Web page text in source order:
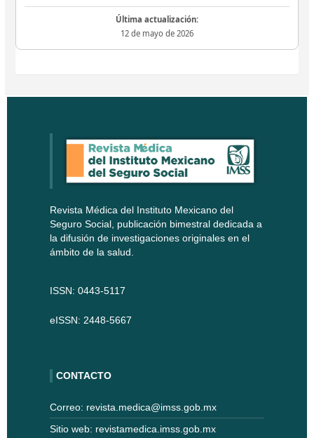
Última actualización:
12 de mayo de 2026
Revista Médica del Instituto Mexicano del
Seguro Social, publicación bimestral dedicada a
la difusión de investigaciones originales en el
ámbito de la salud.
ISSN: 0443-5117
eISSN: 2448-5667
CONTACTO
Correo: revista.medica@imss.gob.mx
Sitio web: revistamedica.imss.gob.mx